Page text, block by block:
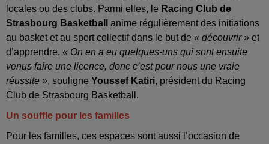
locales ou des clubs. Parmi elles, le Racing Club de
Strasbourg Basketball
anime régulièrement des initiations
au basket et au sport collectif dans le but de « découvrir » et
d’apprendre. « On en a eu quelques-uns qui sont ensuite
venus faire une licence, donc c’est pour nous une vraie
réussite », souligne Youssef Katiri, président du Racing
Club de Strasbourg Basketball.
Un souffle pour les familles
Pour les familles, ces espaces sont aussi l’occasion de